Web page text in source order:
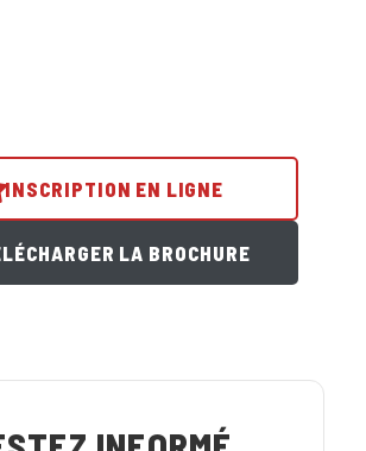
INSCRIPTION EN LIGNE
LA BROCHURE